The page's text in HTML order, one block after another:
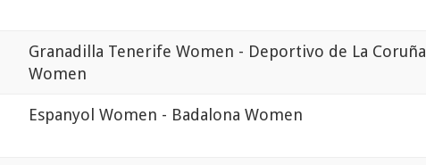
Granadilla Tenerife Women - Deportivo de La Coruña
Women
Espanyol Women - Badalona Women